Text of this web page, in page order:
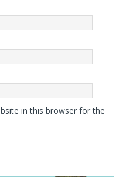
in this browser for the